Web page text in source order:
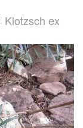
Klotzsch ex